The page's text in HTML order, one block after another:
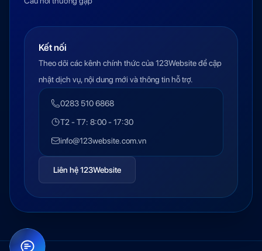
Kết nối
Theo dõi các kênh chính thức của 123Website để cập
nhật dịch vụ, nội dung mới và thông tin hỗ trợ.
0283 510 6868
T2 - T7: 8:00 - 17:30
info@123website.com.vn
Liên hệ 123Website